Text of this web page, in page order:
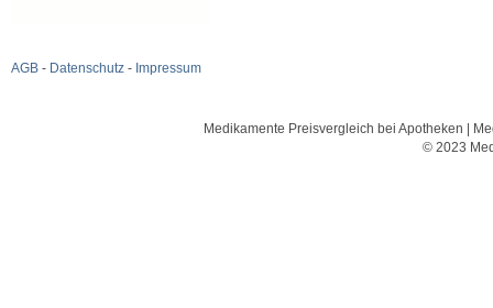
AGB - Datenschutz - Impressum
Medikamente Preisvergleich bei Apotheken |
© 2023